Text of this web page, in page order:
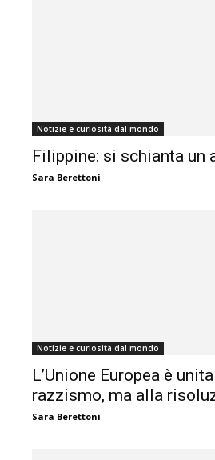
Notizie e curiosità dal mondo
Filippine: si schianta un
Sara Berettoni
Notizie e curiosità dal mondo
L’Unione Europea è
razzismo, ma alla
Sara Berettoni